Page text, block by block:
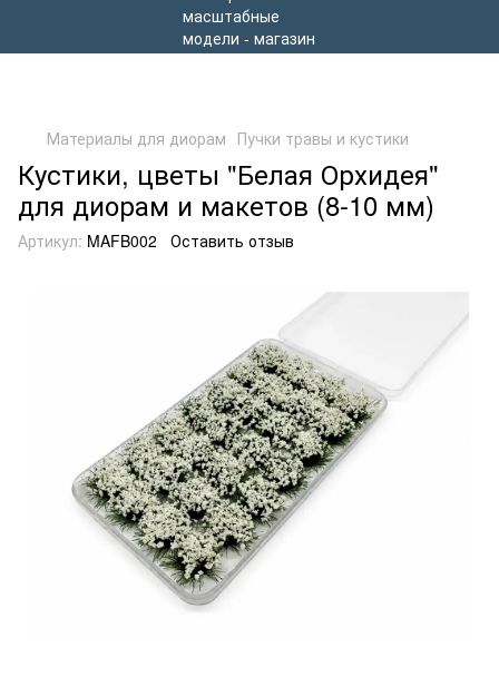
Материалы для диорам Пучки травы и кустики
Кустики, цветы "Белая Орхидея"
для диорам и макетов (8-10 мм)
Артикул: MAFB002 Оставить отзыв